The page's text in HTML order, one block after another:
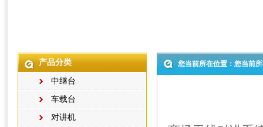
产品分类
中继台
车载台
对讲机
您当前所在位置：您当前